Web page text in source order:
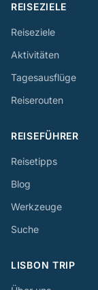
REISEZIELE
Reiseziele
Aktivitäten
Tagesausflüge
Reiserouten
REISEFÜHRER
Reisetipps
Blog
Werkzeuge
Suche
LISBON TRIP